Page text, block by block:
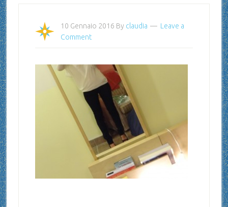
10 Gennaio 2016 By claudia
Leave a
Comment